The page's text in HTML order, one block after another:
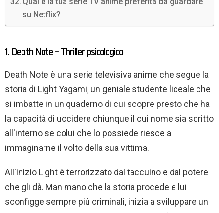
su Netflix?
1. Death Note – Thriller psicologico
Death Note è una serie televisiva anime che segue la
storia di Light Yagami, un geniale studente liceale che
si imbatte in un quaderno di cui scopre presto che ha
la capacità di uccidere chiunque il cui nome sia scritto
all'interno se colui che lo possiede riesce a
immaginarne il volto della sua vittima.
All'inizio Light è terrorizzato dal taccuino e dal potere
che gli dà. Man mano che la storia procede e lui
sconfigge sempre più criminali, inizia a sviluppare un